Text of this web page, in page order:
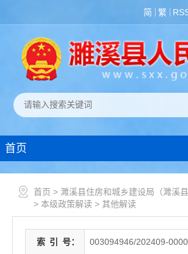
简 繁
首页
首页 > 濉溪县住房和城乡建设局（濉溪
> 本级政策解读 > 其他解读
索 引 号： 003094946/202409-